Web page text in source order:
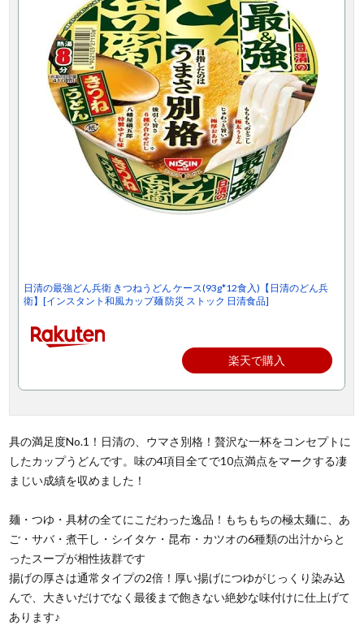
日清の最強どん兵衛 きつねうどん ケース(93g*12食入)【日清のどん兵
衛】[インスタント和風カップ麺 防災 ストック 日清食品]
楽天で購入
具の満足度No.1！日清の、ウマさ別格！贅沢な一杯をコンセプトに
したカップうどんです。味の4項目全てで10点満点をマークする凄
まじい成績を収めました！
麺・つゆ・具材の全てにこだわった逸品！もちもちの極太麺に、あ
ご・サバ・煮干し・シイタケ・昆布・カツオの6種類の出汁からと
ったスープが相性抜群です
揚げの厚さは通常タイプの2倍！厚い揚げにつゆがじっくり染み込
んで、大きいだけでなく最後まで飽きない絶妙な味付けに仕上げて
あります♪